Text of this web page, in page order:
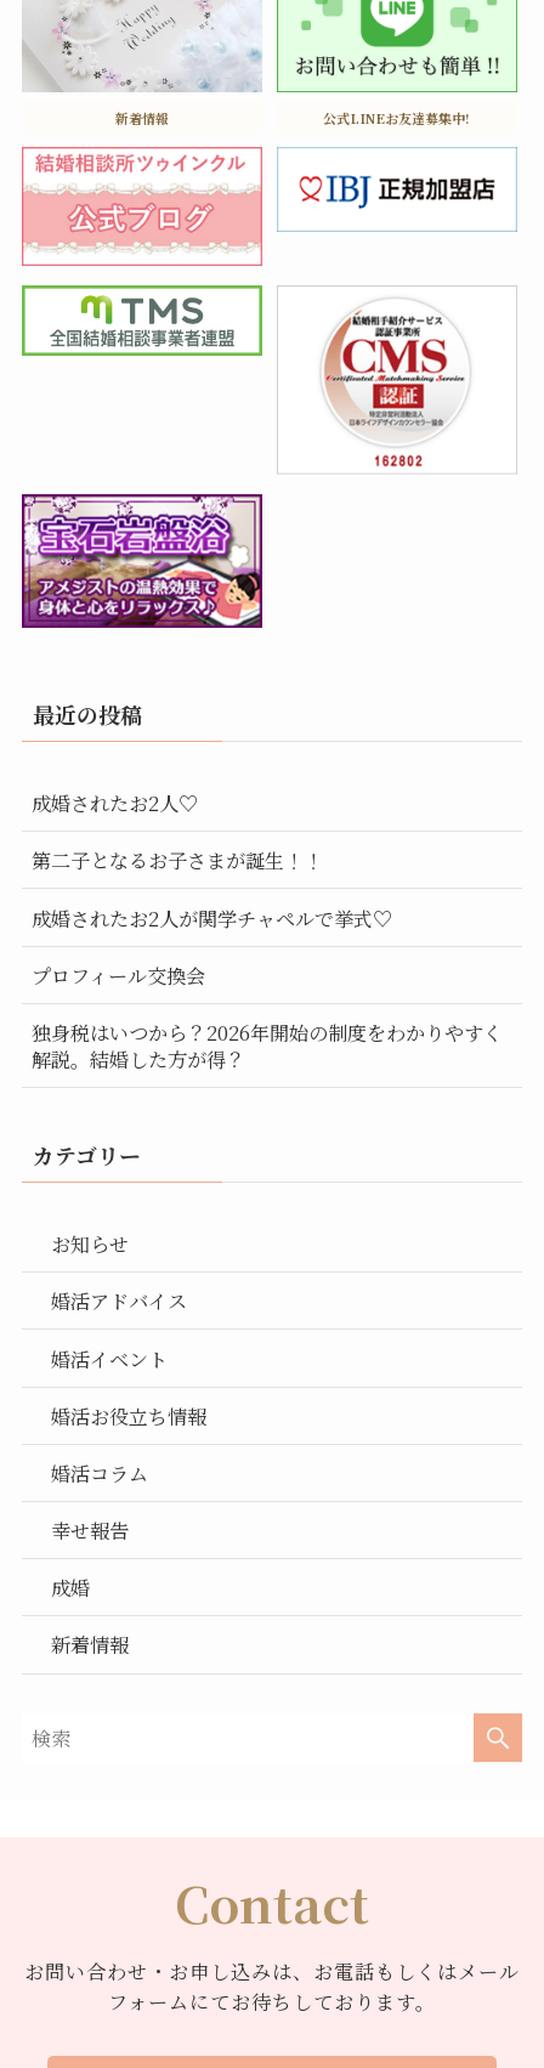
新着情報 公式LINEお友達募集中!
最近の投稿
成婚されたお2人♡
第二子となるお子さまが誕生！！
成婚されたお2人が関学チャペルで挙式♡
プロフィール交換会
独身税はいつから？2026年開始の制度をわかりやすく
解説。結婚した方が得？
カテゴリー
お知らせ
婚活アドバイス
婚活イベント
婚活お役立ち情報
婚活コラム
幸せ報告
成婚
新着情報
Contact
お問い合わせ・お申し込みは、お電話もしくはメール
フォームにてお待ちしております。